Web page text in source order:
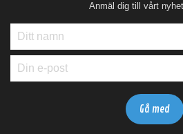
Anmäl dig till vårt